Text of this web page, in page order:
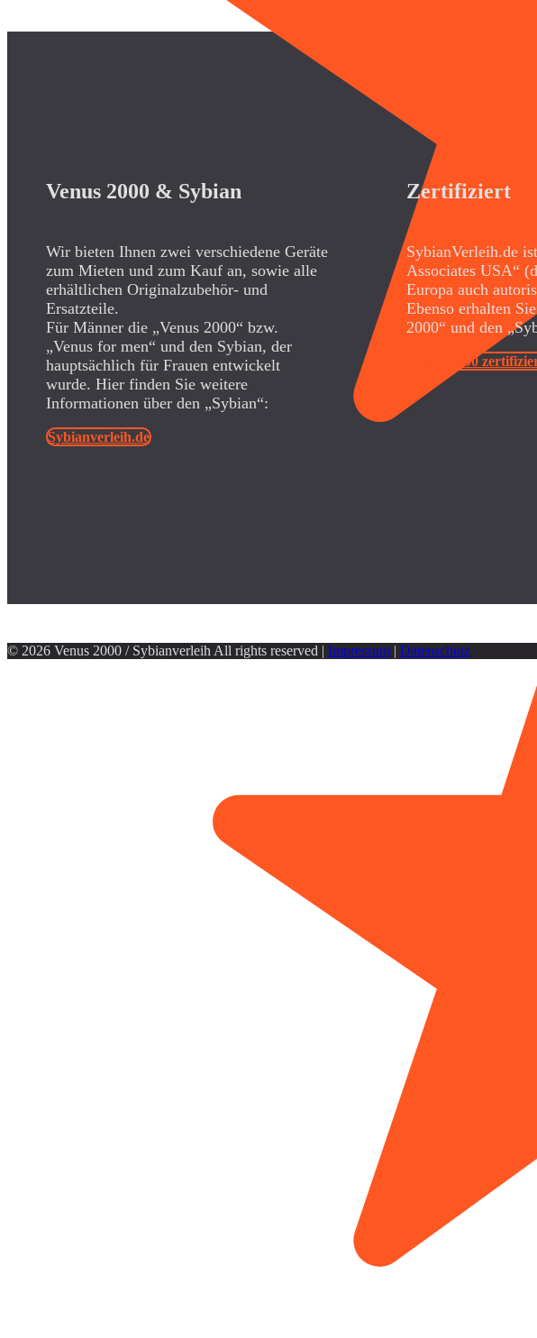
Venus 2000 & Sybian
Wir bieten Ihnen zwei verschiedene Geräte
zum Mieten und zum Kauf an, sowie alle
erhältlichen Originalzubehör- und
Ersatzteile.
Für Männer die „Venus 2000“ bzw.
„Venus for men“ und den Sybian, der
hauptsächlich für Frauen entwickelt
wurde. Hier finden Sie weitere
Informationen über den „Sybian“:
Sybianverleih.de
Zertifiziert
SybianVerleih.de
Associates USA“
Europa auch
Ebenso erhalten
2000“ und den
Venus 2000
© 2026 Venus 2000 / Sybianverleih All rights reserved | Impressum | Datenschutz